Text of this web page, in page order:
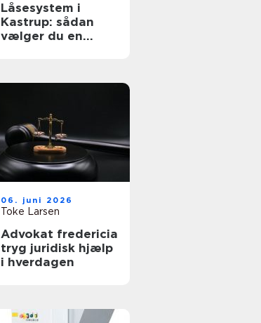
Låsesystem i
Kastrup: sådan
vælger du en
06. juni 2026
Toke Larsen
Advokat fredericia
tryg juridisk hjælp
i hverdagen